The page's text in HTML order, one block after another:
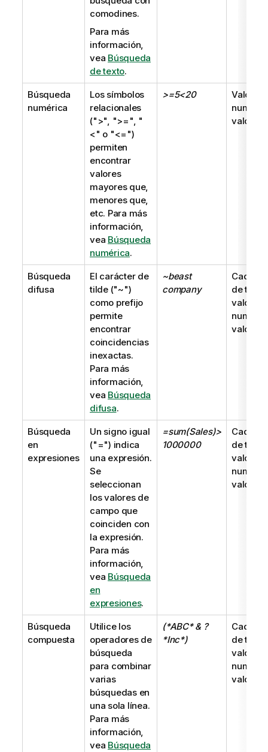
comodines.
Para más
información,
vea Búsqueda
de texto.
Búsqueda
numérica
Los símbolos
relacionales
(">", ">=", "
<" o "<=")
permiten
encontrar
valores
mayores que,
menores que,
etc. Para más
información,
vea Búsqueda
numérica.
>=5<20
Valor
valor
Búsqueda
difusa
El carácter de
tilde ("~")
como prefijo
permite
encontrar
coincidencias
inexactas.
Para más
información,
vea Búsqueda
difusa.
~beast
company
Cadena
de
valor
valor
Búsqueda
en
expresiones
Un signo igual
("=") indica
una expresión.
Se
seleccionan
los valores de
campo que
coinciden con
la expresión.
Para más
información,
vea Búsqueda
en
expresiones.
=sum(Sales)>
1000000
Cadena
de
valor
valor
Búsqueda
compuesta
Utilice los
operadores de
búsqueda
para combinar
varias
búsquedas en
una sola línea.
Para más
información,
vea Búsqueda
(*ABC* & ?
*Inc*)
Cadena
de
valor
valor